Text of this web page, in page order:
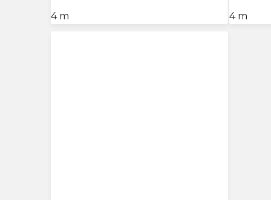
4 m 4 m